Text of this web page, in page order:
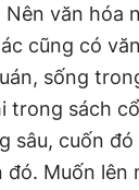
văn hóa
cũng có
sống
trong sách
sâu, cuốn đó
Muốn lên